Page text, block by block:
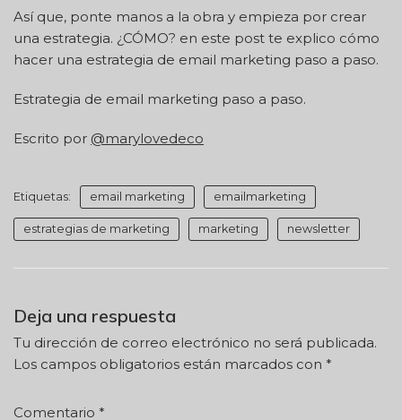
Así que, ponte manos a la obra y empieza por crear
una estrategia. ¿CÓMO? en este post te explico cómo
hacer una estrategia de email marketing paso a paso.
Estrategia de email marketing paso a paso.
Escrito por @marylovedeco
Etiquetas: email marketing emailmarketing
estrategias de marketing marketing newsletter
Deja una respuesta
Tu dirección de correo electrónico no será publicada.
Los campos obligatorios están marcados con *
Comentario *